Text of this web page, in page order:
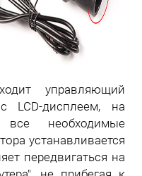
управляющий
LCD-дисплеем, на
все необходимые
устанавливается
передвигаться на